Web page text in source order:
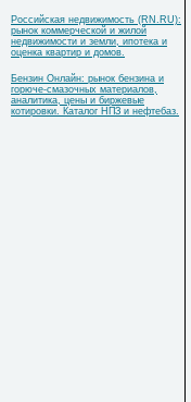
Российская недвижимость (RN.RU):
рынок коммерческой и жилой
недвижимости и земли, ипотека и
оценка квартир и домов.
Бензин Онлайн: рынок бензина и
горюче-смазочных материалов,
аналитика, цены и биржевые
котировки. Каталог НПЗ и нефтебаз.